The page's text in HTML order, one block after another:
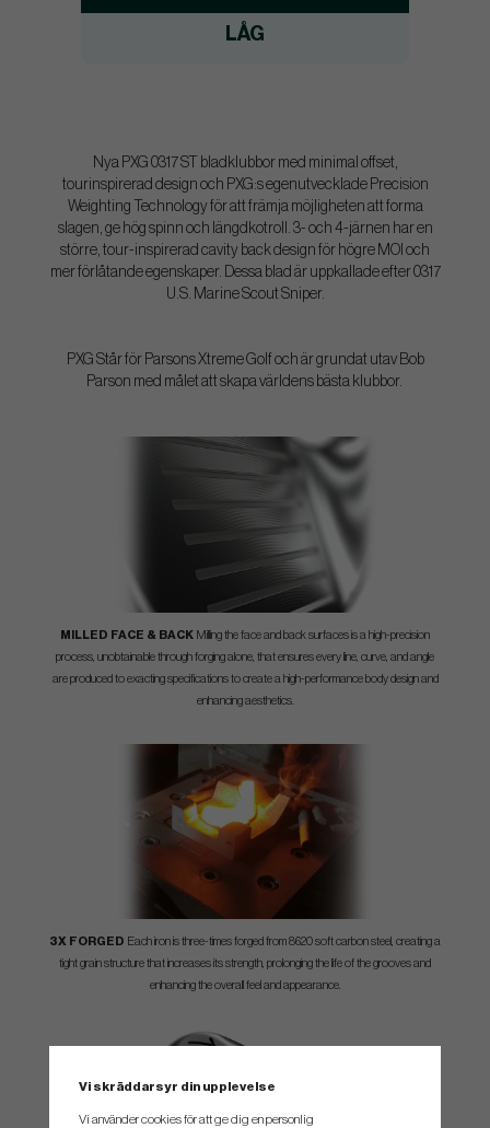
LÅG
Nya PXG 0317 ST bladklubbor med minimal offset,
tourinspirerad design och PXG:s egenutvecklade Precision
Weighting Technology för att främja möjligheten att forma
slagen, ge hög spinn och längdkotroll. 3- och 4-järnen har en
större, tour-inspirerad cavity back design för högre MOI och
mer förlåtande egenskaper. Dessa blad är uppkallade efter 0317
U.S. Marine Scout Sniper.
PXG Står för Parsons Xtreme Golf och är grundat utav Bob
Parson med målet att skapa världens bästa klubbor.
MILLED FACE & BACK Milling the face and back surfaces is a high-precision
process, unobtainable through forging alone, that ensures every line, curve, and angle
are produced to exacting specifications to create a high-performance body design and
enhancing aesthetics.
3X FORGED Each iron is three-times forged from 8620 soft carbon steel, creating a
tight grain structure that increases its strength, prolonging the life of the grooves and
enhancing the overall feel and appearance.
Vi skräddarsyr din upplevelse
Vi använder cookies för att ge dig en personlig